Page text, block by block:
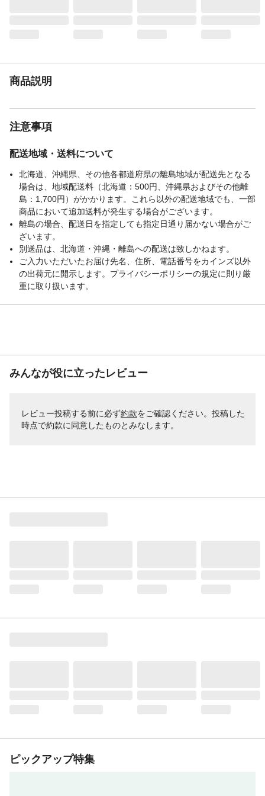
商品説明
注意事項
配送地域・送料について
北海道、沖縄県、その他各都道府県の離島地域が配送先となる
場合は、地域配送料（北海道：500円、沖縄県およびその他離
島：1,700円）がかかります。これら以外の配送地域でも、一部
商品において追加送料が発生する場合がございます。
離島の場合、配送日を指定しても指定日通り届かない場合がご
ざいます。
別送品は、北海道・沖縄・離島への配送は致しかねます。
ご入力いただいたお届け先名、住所、電話番号をカインズ以外
の出荷元に開示します。プライバシーポリシーの規定に則り厳
重に取り扱います。
みんなが役に立ったレビュー
レビュー投稿する前に必ず約款をご確認ください。投稿した
時点で約款に同意したものとみなします。
ピックアップ特集